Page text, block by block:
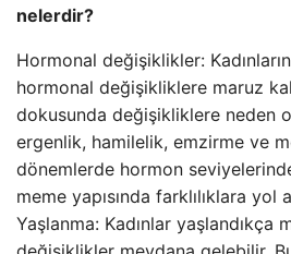
nelerdir?
Hormonal değişiklikler:
hormonal değişikliklere maruz
dokusunda değişikliklere neden
ergenlik, hamilelik, emzirme ve
dönemlerde hormon
meme yapısında farklılıklara yol
Yaşlanma: Kadınlar yaşlandıkça